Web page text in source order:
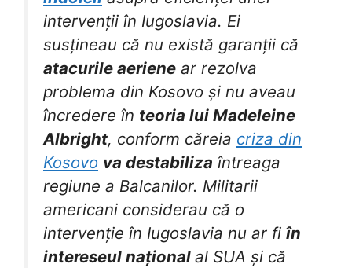
intervenții în Iugoslavia. Ei
susțineau că nu există garanții că
atacurile aeriene ar rezolva
problema din Kosovo și nu aveau
încredere în teoria lui Madeleine
Albright, conform căreia criza din
Kosovo va destabiliza întreaga
regiune a Balcanilor. Militarii
americani considerau că o
intervenție în Iugoslavia nu ar fi în
intereseul național al SUA și că